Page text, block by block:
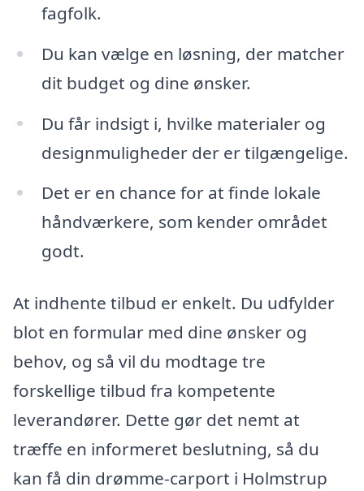
fagfolk.
Du kan vælge en løsning, der matcher
dit budget og dine ønsker.
Du får indsigt i, hvilke materialer og
designmuligheder der er tilgængelige.
Det er en chance for at finde lokale
håndværkere, som kender området
godt.
At indhente tilbud er enkelt. Du udfylder
blot en formular med dine ønsker og
behov, og så vil du modtage tre
forskellige tilbud fra kompetente
leverandører. Dette gør det nemt at
træffe en informeret beslutning, så du
kan få din drømme-carport i Holmstrup